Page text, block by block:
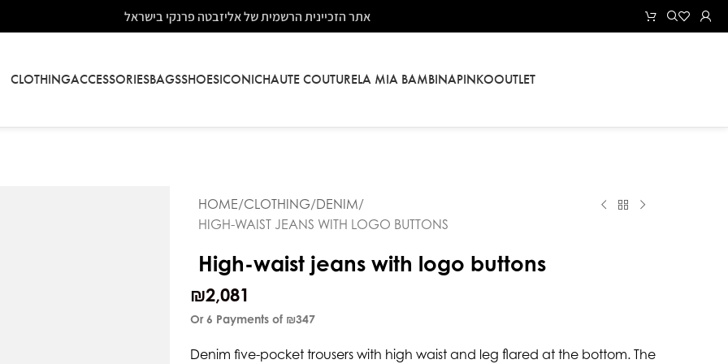
אתר הזכיינית הרשמית של אליזבטה פרנקי בישראל
CLOTHINGACCESSORIESBAGSSHOESICONICHAUTE COUTURELA MIA BAMBINAPINKOOUTLET
HOME CLOTHING DENIM
HIGH-WAIST JEANS WITH LOGO BUTTONS
High-waist jeans with logo buttons
₪2,081
Or 6 Payments of ₪347
Denim five-pocket trousers with high waist and leg flared at the bottom. The